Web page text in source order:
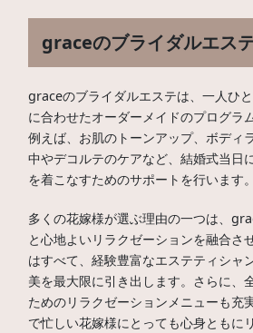
graceのブライダルエス
graceのブライダルエステは、一人ひ
に合わせたオーダーメイドのプログラ
例えば、お肌のトーンアップ、ボディ
中やデコルテのケアなど、結婚式当日
を着こなすためのサポートを行います。
多くの花嫁様が選ぶ理由の一つは、
と心地よいリラクゼーションを融合さ
はすべて、経験豊富なエステティシャ
美を最大限に引き出します。さらに、
ためのリラクゼーションメニューも充
で忙しい花嫁様にとっても心身ともに